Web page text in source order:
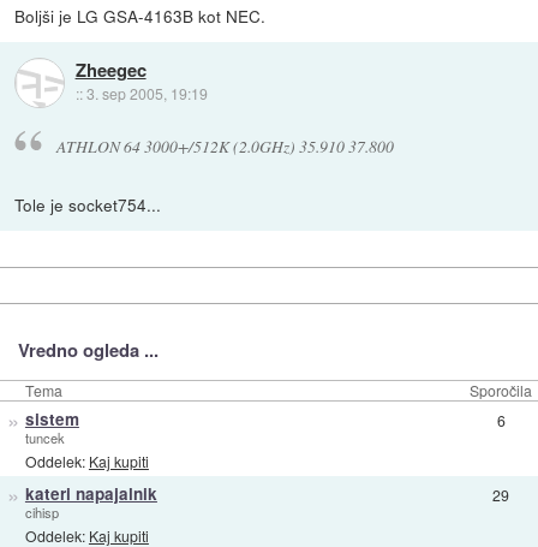
Boljši je LG GSA-4163B kot NEC.
Zheegec
::3. sep 2005, 19:19
ATHLON 64 3000+/512K (2.0GHz) 35.910 37.800
Tole je socket754...
Vredno ogleda ...
Tema Sporočila
» sistem
tuncek
Oddelek: Kaj kupiti
6
» kateri napajalnik
cihisp
Oddelek: Kaj kupiti
29